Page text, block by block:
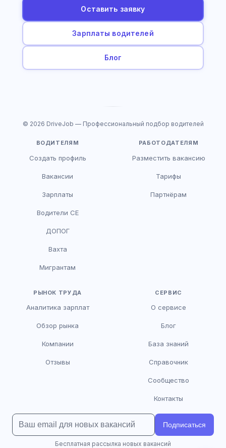
Оставить заявку
Зарплаты водителей
Блог
© 2026 DriveJob — Профессиональный подбор водителей
ВОДИТЕЛЯМ
Создать профиль
Вакансии
Зарплаты
Водители CE
ДОПОГ
Вахта
Мигрантам
РАБОТОДАТЕЛЯМ
Разместить вакансию
Тарифы
Партнёрам
РЫНОК ТРУДА
Аналитика зарплат
Обзор рынка
Компании
Отзывы
СЕРВИС
О сервисе
Блог
База знаний
Справочник
Сообщество
Контакты
Подписаться
Бесплатная рассылка новых вакансий
HR-консультант
Здравствуйте! Я AI-консультант DriveJob.
помочь?